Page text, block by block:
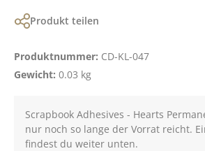
Produkt teilen
Produktnummer: CD-KL-047
Gewicht: 0.03 kg
Scrapbook Adhesives - Hearts
nur noch so lange der Vorrat reicht.
findest du weiter unten.